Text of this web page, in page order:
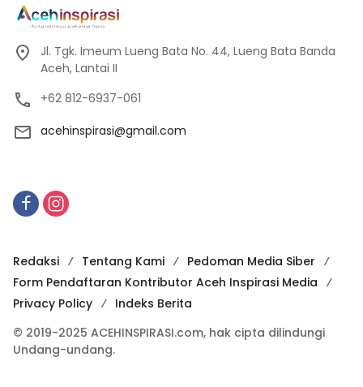
Jl. Tgk. Imeum Lueng Bata No. 44, Lueng Bata Banda
Aceh, Lantai II
+62 812-6937-061
acehinspirasi@gmail.com
Redaksi Tentang Kami
Pedoman Media Siber
Form Pendaftaran Kontributor Aceh Inspirasi Media
Privacy Policy
Indeks Berita
© 2019-2025 ACEHINSPIRASI.com, hak cipta dilindungi
Undang-undang.